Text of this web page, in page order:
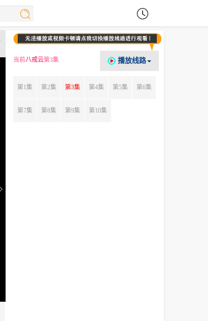
播放线路
当前八戒云第3集
第1集 第2集 第3集 第4集 第5集 第6集
第7集 第8集 第9集 第10集